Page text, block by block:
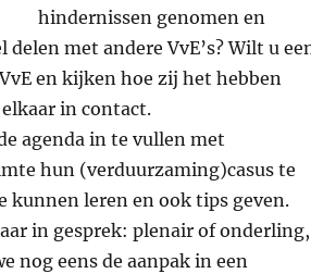
hindernissen genomen en
met andere VvE’s? Wilt u
en kijken hoe zij het hebben
in contact.
agenda in te vullen met
hun (verduurzaming)casus te
kunnen leren en ook tips geven.
in gesprek: plenair of onderling,
nog eens de aanpak in een